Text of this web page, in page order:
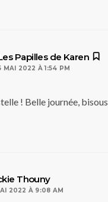
Papilles de Karen
MAI 2022 À 1:54 PM
! Belle journée, bisous
Thounydit :
2022 À 9:08 AM